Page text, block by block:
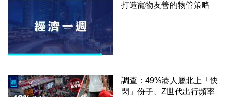
打造寵物友善的物管策略
調查：49%港人屬北上「快
閃」份子、Z世代出行頻率